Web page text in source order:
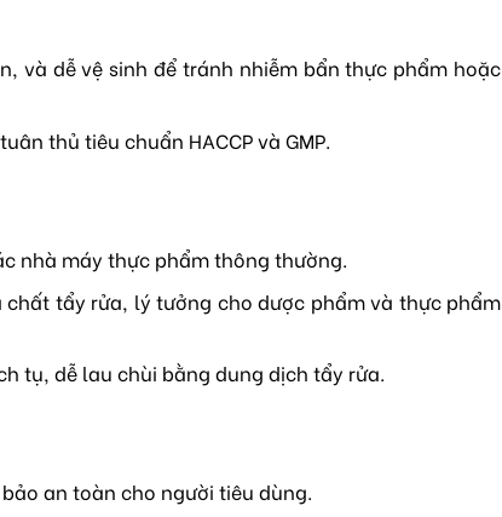
và dễ vệ sinh để tránh nhiễm bẩn thực phẩm hoặc
thủ tiêu chuẩn HACCP và GMP.
nhà máy thực phẩm thông thường.
tẩy rửa, lý tưởng cho dược phẩm và thực phẩm
tụ, dễ lau chùi bằng dung dịch tẩy rửa.
an toàn cho người tiêu dùng.